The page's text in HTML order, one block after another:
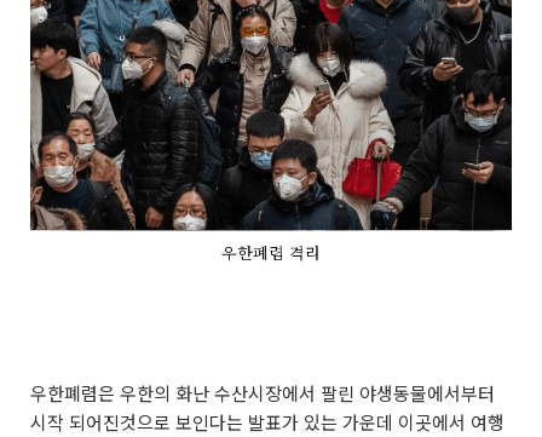
우한폐렴 격리
우한폐렴은 우한의 화난 수산시장에서 팔린 야생동물에서부터
시작 되어진것으로 보인다는 발표가 있는 가운데 이곳에서 여행